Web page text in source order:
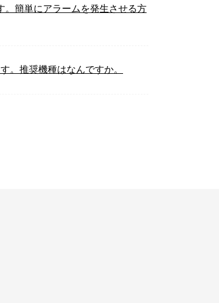
。簡単にアラームを発生させる方
。推奨機種はなんですか。